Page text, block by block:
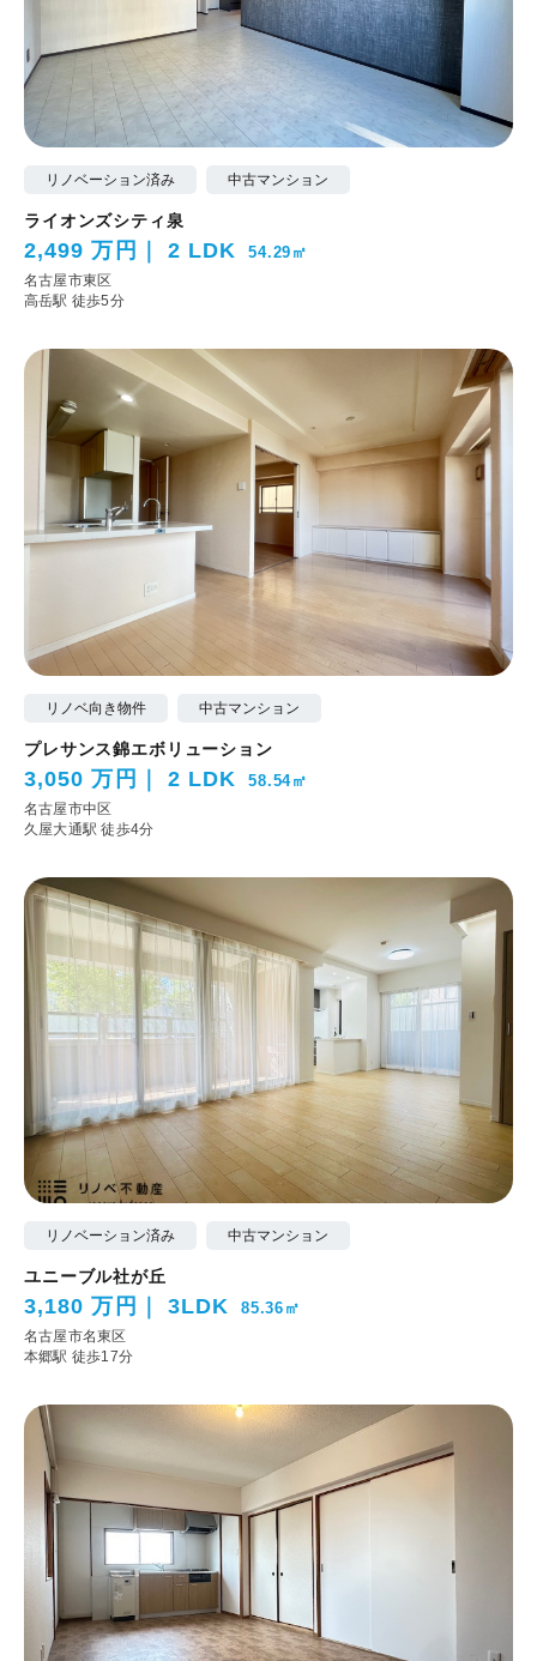
リノベーション済み 中古マンション
ライオンズシティ泉
2,499 万円 2 LDK 54.29㎡
名古屋市東区
高岳駅 徒歩5分
リノベ向き物件 中古マンション
プレサンス錦エボリューション
3,050 万円 2 LDK 58.54㎡
名古屋市中区
久屋大通駅 徒歩4分
リノベーション済み 中古マンション
ユニーブル社が丘
3,180 万円 3LDK 85.36㎡
名古屋市名東区
本郷駅 徒歩17分